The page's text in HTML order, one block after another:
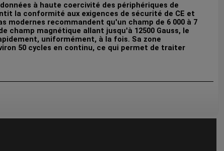
à haute coercivité des périphériques de
la conformité aux exigences de sécurité de CE et
recommandent qu'un champ de 6 000 à 7
champ magnétique allant jusqu'à 12500 Gauss, le
uniformément, à la fois. Sa zone
50 cycles en continu, ce qui permet de traiter